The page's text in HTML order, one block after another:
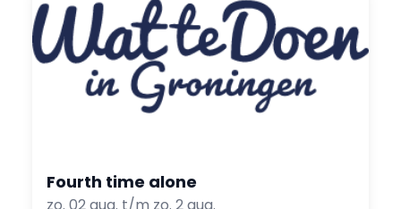
Fourth time alone